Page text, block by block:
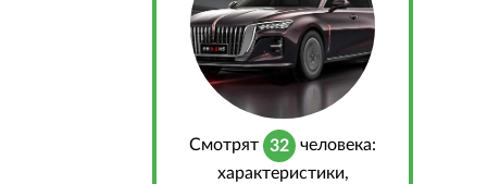
Cмотрят 32
человека:
характеристики,